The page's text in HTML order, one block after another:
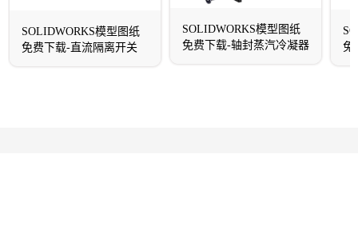
SOLIDWORKS模型图纸
免费下载-直流隔离开关
SOLIDWORKS模型图纸
免费下载-轴封蒸汽冷凝器
免